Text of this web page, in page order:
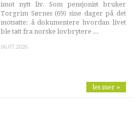
imot nytt liv. Som pensjonist bruker
Torgrim Sørnes (69) sine dager på det
motsatte: å dokumentere hvordan livet
ble tatt fra norske lovbrytere ...
06.07.2026
les mer »